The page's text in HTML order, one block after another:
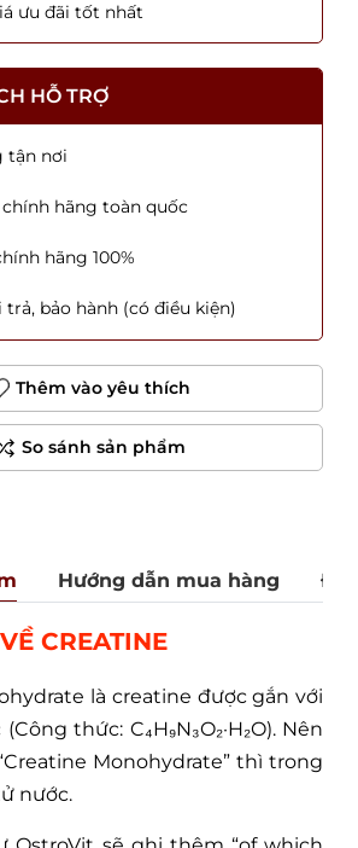
ưu đãi tốt nhất
HỖ TRỢ
tận nơi
hãng toàn quốc
hãng 100%
bảo hành (có điều kiện)
Thêm vào yêu thích
Hướng dẫn mua hàng
CREATINE
là creatine được gắn với
thức: C₄H₉N₃O₂·H₂O). Nên
Monohydrate” thì trong
nước.